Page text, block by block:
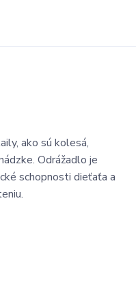
ako sú kolesá,
Odrážadlo je
schopnosti dieťaťa a